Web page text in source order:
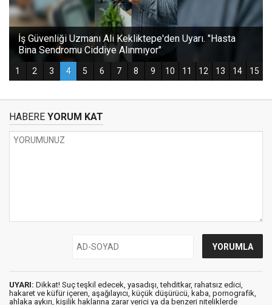
HABERE YORUM KAT
UYARI: Dikkat! Suç teşkil edecek, yasadışı, tehditkar, rahatsız edici,
hakaret ve küfür içeren, aşağılayıcı, küçük düşürücü, kaba, pornografik,
ahlaka aykırı, kişilik haklarına zarar verici ya da benzeri niteliklerde